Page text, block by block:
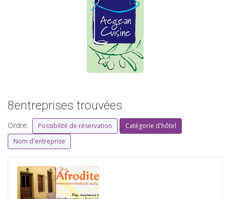
8entreprises trouvées
Ordre: Possibilité de réservation
Catégorie d'hôtel
Nom d'entreprise